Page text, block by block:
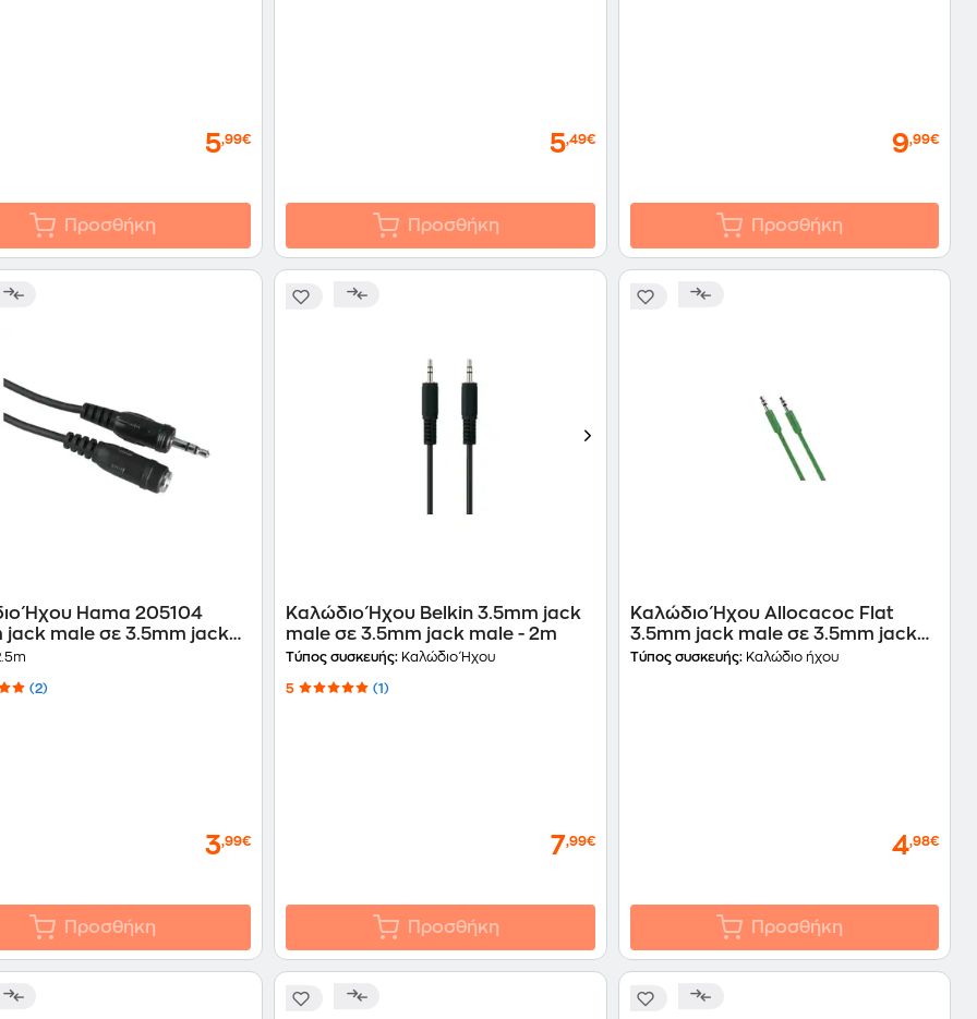
5,99€
Προσθήκη
5,49€
Προσθήκη
9,99€
Προσθήκη
Ήχου Hama 205104
jack male σε 3.5mm jack
2.5m
(2)
3,99€
Προσθήκη
Καλώδιο Ήχου Belkin 3.5mm jack
male σε 3.5mm jack male - 2m
Τύπος συσκευής: Καλώδιο Ήχου
5 (1)
7,99€
Προσθήκη
Καλώδιο Ήχου Allocacoc Flat
3.5mm jack male σε 3.5mm jack
male - 3m
Τύπος συσκευής:Καλώδιο ήχου
4,98€
Προσθήκη